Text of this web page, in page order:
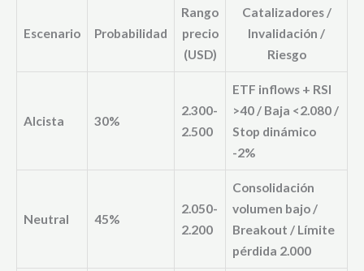
Escenario Probabilidad
Rango
precio
(USD)
Catalizadores /
Invalidación /
Riesgo
Alcista 30%
2.300-
2.500
ETF inflows + RSI
>40 / Baja <2.080 /
Stop dinámico
-2%
Neutral 45%
2.050-
2.200
Consolidación
volumen bajo /
Breakout / Límite
pérdida 2.000